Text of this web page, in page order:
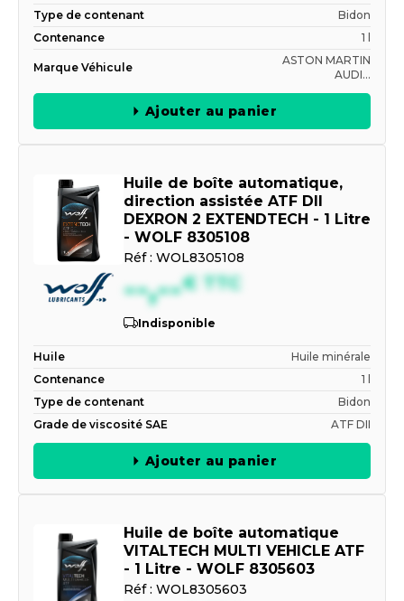
Type de contenant
Bidon
Contenance
1 l
Marque Véhicule
ASTON MARTIN
AUDI...
Ajouter au panier
Huile de boîte automatique,
direction assistée ATF DII
DEXRON 2 EXTENDTECH - 1 Litre
- WOLF 8305108
Réf : WOL8305108
--,--€ TTC
Indisponible
Huile
Huile minérale
Contenance
1 l
Type de contenant
Bidon
Grade de viscosité SAE
ATF DII
Ajouter au panier
Huile de boîte automatique
VITALTECH MULTI VEHICLE ATF
- 1 Litre - WOLF 8305603
Réf : WOL8305603